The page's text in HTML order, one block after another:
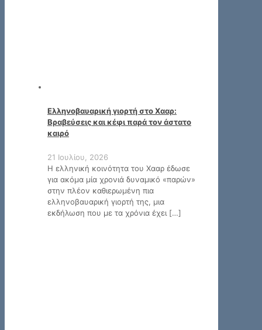
Ελληνοβαυαρική γιορτή στο Χααρ:
Βραβεύσεις και κέφι παρά τον άστατο
καιρό
21 Ιουλίου, 2026
Η ελληνική κοινότητα του Χααρ έδωσε
για ακόμα μία χρονιά δυναμικό «παρών»
στην πλέον καθιερωμένη πια
ελληνοβαυαρική γιορτή της, μια
εκδήλωση που με τα χρόνια έχει […]